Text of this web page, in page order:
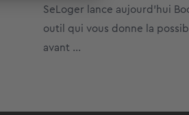
SeLoger lance aujourd’hui
outil qui vous donne la
avant ...